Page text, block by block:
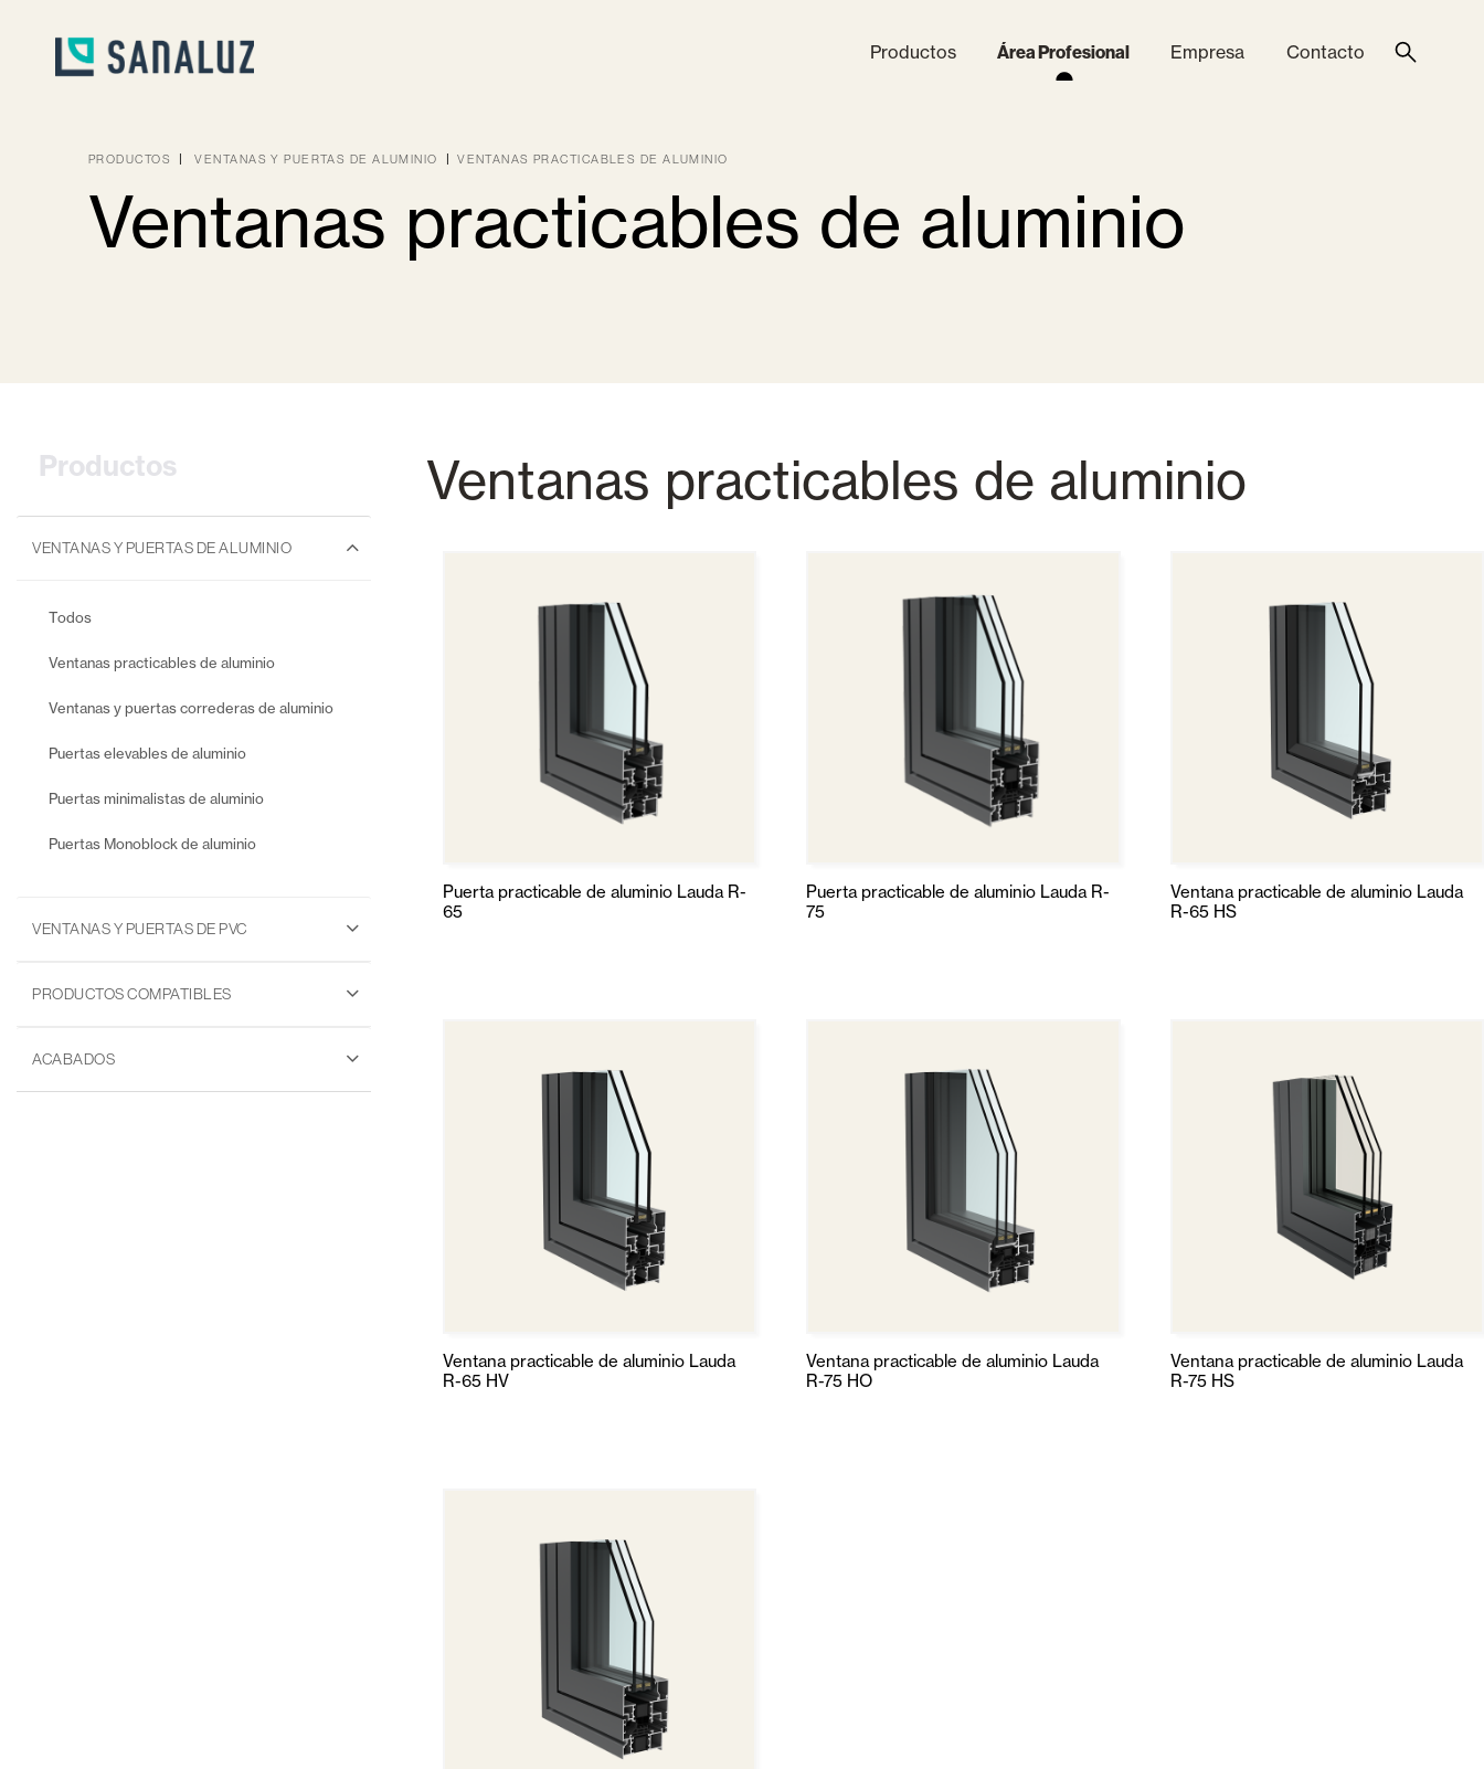
Productos Área Profesional
Descargas Información Técnica
Empresa
Nuestra Empresa Actualidad
Contacto
PRODUCTOS VENTANAS Y PUERTAS DE ALUMINIO VENTANAS PRACTICABLES DE ALUMINIO
Ventanas practicables de aluminio
Productos
VENTANAS Y PUERTAS DE ALUMINIO
Todos
Ventanas practicables de aluminio
Ventanas y puertas correderas de aluminio
Puertas elevables de aluminio
Puertas minimalistas de aluminio
Puertas Monoblock de aluminio
VENTANAS Y PUERTAS DE PVC
PRODUCTOS COMPATIBLES
ACABADOS
Ventanas practicables de aluminio
Puerta practicable de aluminio Lauda R-
65
Puerta practicable de aluminio Lauda R-
75
Ventana practicable de aluminio Lauda
R-65 HS
Ventana practicable de aluminio Lauda
R-65 HV
Ventana practicable de aluminio Lauda
R-75 HO
Ventana practicable de aluminio Lauda
R-75 HS